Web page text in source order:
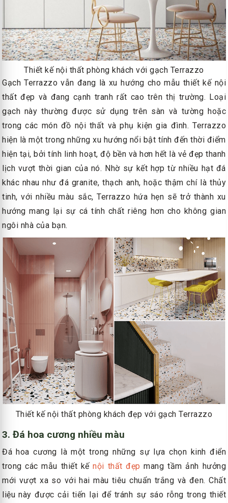
Thiết kế nội thất phòng khách với gạch Terrazzo
Gạch Terrazzo vẫn đang là xu hướng cho mẫu thiết kế nội
thất đẹp và đang cạnh tranh rất cao trên thị trường. Loại
gạch này thường được sử dụng trên sàn và tường hoặc
trong các món đồ nội thất và phụ kiện gia đình. Terrazzo
hiện là một trong những xu hướng nổi bật tính đến thời điểm
hiện tại, bởi tính linh hoạt, độ bền và hơn hết là vẻ đẹp thanh
lịch vượt thời gian của nó. Nhờ sự kết hợp từ nhiều hạt đá
khác nhau như đá granite, thạch anh, hoặc thậm chí là thủy
tinh, với nhiều màu sắc, Terrazzo hứa hẹn sẽ trở thành xu
hướng mang lại sự cá tính chất riêng hơn cho không gian
ngôi nhà của bạn.
Thiết kế nội thất phòng khách đẹp với gạch Terrazzo
3. Đá hoa cương nhiều màu
Đá hoa cương là một trong những sự lựa chọn kinh điển
trong các mẫu thiết kếnội thất đẹpmang tầm ảnh hưởng
mới vượt xa so với hai màu tiêu chuẩn trắng và đen. Chất
liệu này được cải tiến lại để tránh sự sáo rỗng trong thiết